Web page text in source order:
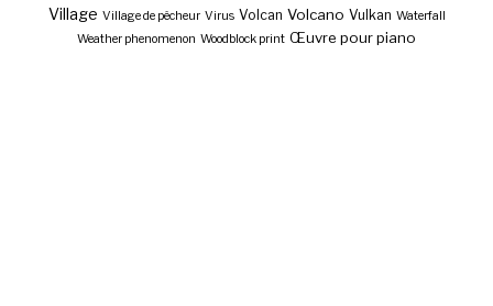
Village Village de pêcheur Virus Volcan Volcano Vulkan Waterfall
Weather phenomenon Woodblock print Œuvre pour piano